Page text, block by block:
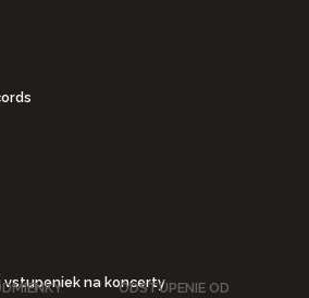
vstupeniek na koncertyODSTÚPENIE OD